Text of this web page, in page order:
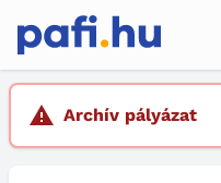
Hírek
Pályázatok
Archív pályázat